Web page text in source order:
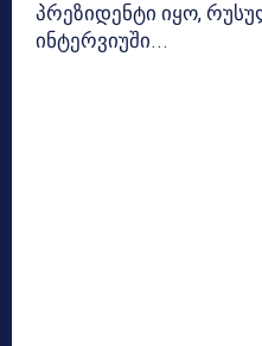
პრეზიდენტი იყო,
ინტერვიუში...